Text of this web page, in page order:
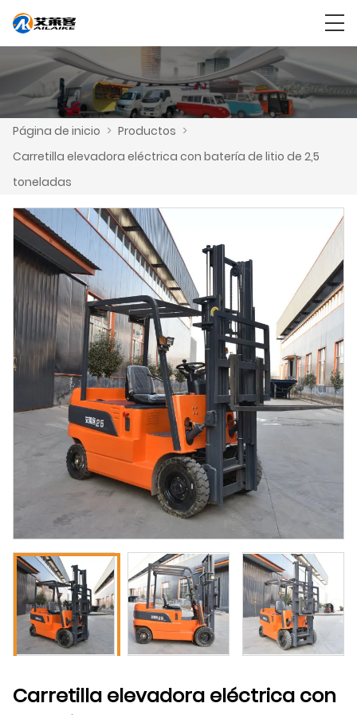
Página de inicio > Productos >
Carretilla elevadora eléctrica con batería de litio de 2,5
toneladas
Carretilla elevadora eléctrica con